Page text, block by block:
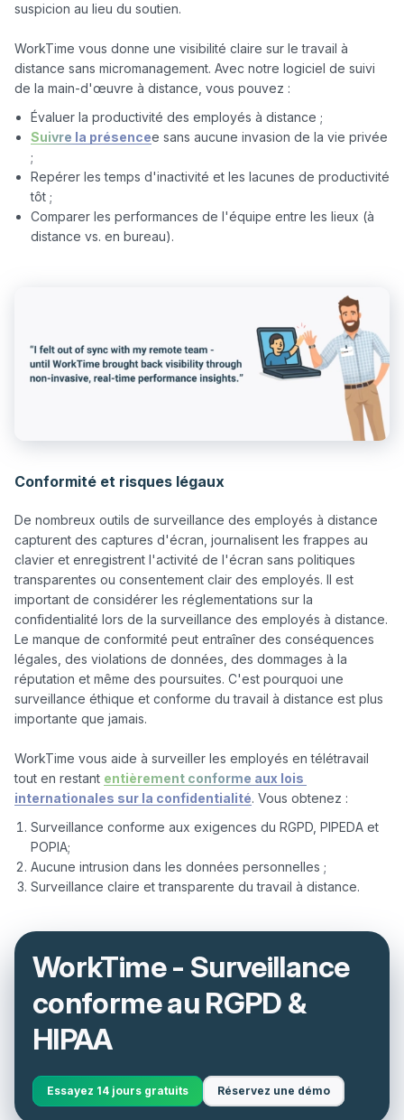
suspicion au lieu du soutien.
WorkTime vous donne une visibilité claire sur le travail à
distance sans micromanagement. Avec notre logiciel de suivi
Évaluer la productivité des employés à distance ;
Suivre la présencee sans aucune invasion de la vie privée
;
Repérer les temps d'inactivité et les lacunes de productivité
tôt ;
Comparer les performances de l'équipe entre les lieux (à
distance vs. en bureau).
Conformité et risques légaux
De nombreux outils de surveillance des employés à distance
capturent des captures d'écran, journalisent les frappes au
clavier et enregistrent l'activité de l'écran sans politiques
transparentes ou consentement clair des employés. Il est
important de considérer les réglementations sur la
confidentialité lors de la surveillance des employés à distance.
Le manque de conformité peut entraîner des conséquences
légales, des violations de données, des dommages à la
réputation et même des poursuites. C'est pourquoi une
surveillance éthique et conforme du travail à distance est plus
importante que jamais.
WorkTime vous aide à surveiller les employés en télétravail
tout en restant entièrement conforme aux lois
internationales sur la confidentialité
Surveillance conforme aux exigences du RGPD, PIPEDA et
POPIA;
Aucune intrusion dans les données personnelles ;
Surveillance claire et transparente du travail à distance.
WorkTime - Surveillance
conforme au RGPD &
HIPAA
Essayez 14 jours gratuits Réservez une démo